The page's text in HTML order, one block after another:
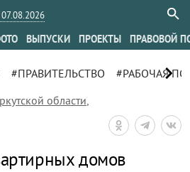
ВЫПУСКИ ПРОЕКТЫ ПРАВОВОЙ
#ПРАВИТЕЛЬСТВО #РАБОЧАЯ
chevron_right
области,
домов